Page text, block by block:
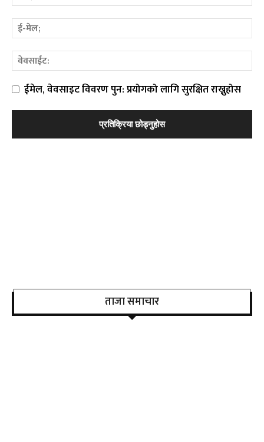
ईमेल, वेवसाइट विवरण पुन: प्रयोगको लागि सुरक्षित राख्नुहोस
ताजा समाचार